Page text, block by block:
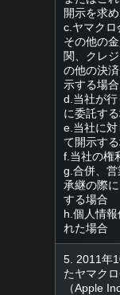
開示を求
c.ヤマクロ
その他の
関、クレ
の他の決
示する場合
d.当社が
に委託す
e.当社に
て開示す
f.当社の権
g.合併、
承継の際
する場合
h.個人情
れた場合
5. 2011年
たヤマク
（Apple